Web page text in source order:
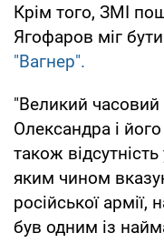
Крім того, ЗМІ
Ягофаров міг
"Вагнер".
"Великий
Олександра і
також
яким чином
російської
був одним із